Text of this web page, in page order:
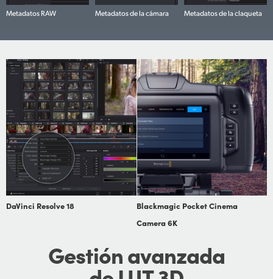
Metadatos RAW Metadatos de la cámara Metadatos de la claqueta
DaVinci Resolve 18
Blackmagic Pocket Cinema
Camera 6K
Gestiónavanzada